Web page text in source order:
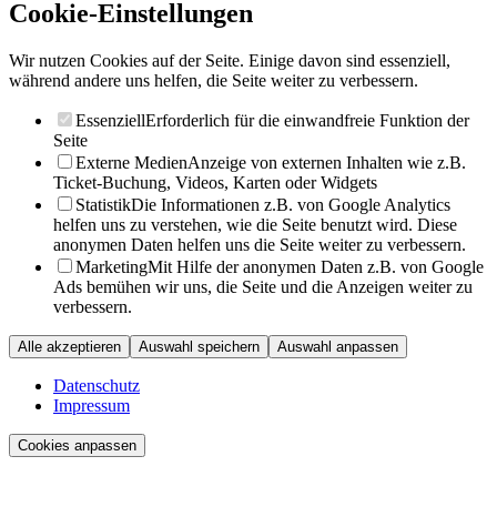
Cookie-Einstellungen
Wir nutzen Cookies auf der Seite. Einige davon sind essenziell,
während andere uns helfen, die Seite weiter zu verbessern.
EssenziellErforderlich für die einwandfreie Funktion der
Seite
Externe MedienAnzeige von externen Inhalten wie z.B.
Ticket-Buchung, Videos, Karten oder Widgets
StatistikDie Informationen z.B. von Google Analytics
helfen uns zu verstehen, wie die Seite benutzt wird. Diese
anonymen Daten helfen uns die Seite weiter zu verbessern.
MarketingMit Hilfe der anonymen Daten z.B. von Google
Ads bemühen wir uns, die Seite und die Anzeigen weiter zu
verbessern.
Alle akzeptieren Auswahl speichern Auswahl anpassen
Datenschutz
Impressum
Cookies anpassen